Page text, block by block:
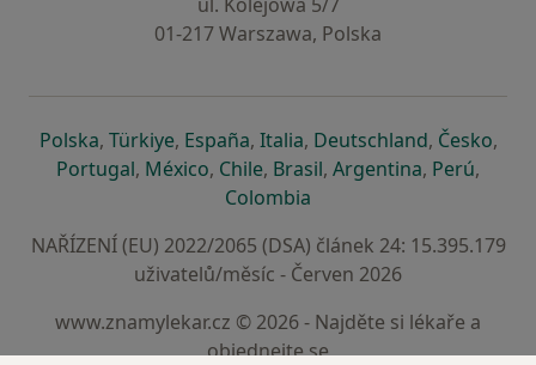
01-217 Warszawa, Polska
Polskase otevře v nové záložce
, Türkiyese otevře v nové záložce
, Españase otevře v nové záložce
, Italiase otevře v nové záložce
, Deutschlandse otevře v
, Českose
,
Portugalse otevře v nové záložce
, Méxicose otevře v nové záložce
, Chilese otevře v nové záložce
, Brasilse otevře v nové
, Argentinase otevře v
, Perúse
,
Colombia
NAŘÍZENÍ (EU) 2022/2065 (DSA) článek 24: 15.395.179
uživatelů/měsíc - Červen 2026
www.znamylekar.cz © 2026 - Najděte si lékaře a
objednejte se